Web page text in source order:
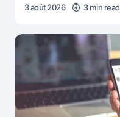
3 août 2026 3 min read